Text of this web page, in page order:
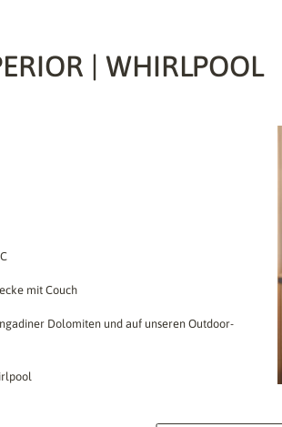
| WHIRLPOOL
mit Couch
Dolomiten und auf unseren Outdoor-